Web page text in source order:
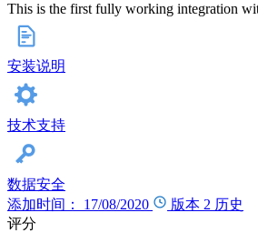
This is the first fully working integration
安装说明
技术支持
数据安全
添加时间： 17/08/2020
版本 2 历史
评分